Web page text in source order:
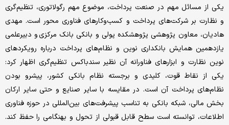
یکی از مسائل مهم در صنعت پرداخت، موضوع مهم رگولاتوری، تنظیم‌گری
و نظارت بر شرکت‌های پرداخت و کسب‌وکارهای فناوری محور است. مهدی
هادیان، معاون پژوهشی پژوهشکده پولی و بانکی بانک مرکزی و دبیرعلمی
یازدهمین همایش بانکداری نوین و نظام‌های پرداخت درباره رویکردهای
نوین نظارت و ابزارهای فناورانه آن نظیر سندباکس تنظیم‌گری اظهار کرد:
یکی از نقاط قوت، کلیدی و برجسته نظام بانکی کشور، پیشرو بودن
نظام‌های پرداخت آن است. در مقایسه با سایر صنایع و حتی سایر ارکان
بخش مالی، شبکه بانکی به تناسب پیشرفت‌های بین‌المللی در حوزه فناوری
اطلاعات، توانسته است سطح قابل قبولی از تحول و بهنگامی را حفظ کند.